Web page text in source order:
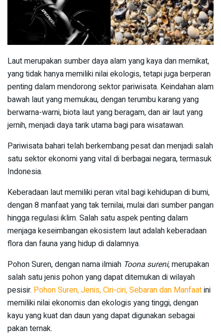
Laut merupakan sumber daya alam yang kaya dan memikat,
yang tidak hanya memiliki nilai ekologis, tetapi juga berperan
penting dalam mendorong sektor pariwisata. Keindahan alam
bawah laut yang memukau, dengan terumbu karang yang
berwarna-warni, biota laut yang beragam, dan air laut yang
jernih, menjadi daya tarik utama bagi para wisatawan.
Pariwisata bahari telah berkembang pesat dan menjadi salah
satu sektor ekonomi yang vital di berbagai negara, termasuk
Indonesia.
Keberadaan laut memiliki peran vital bagi kehidupan di bumi,
dengan 8 manfaat yang tak ternilai, mulai dari sumber pangan
hingga regulasi iklim. Salah satu aspek penting dalam
menjaga keseimbangan ekosistem laut adalah keberadaan
flora dan fauna yang hidup di dalamnya.
Pohon Suren, dengan nama ilmiah Toona sureni, merupakan
salah satu jenis pohon yang dapat ditemukan di wilayah
pesisir. Pohon Suren, Jenis, Ciri-ciri, Sebaran dan Manfaatini
memiliki nilai ekonomis dan ekologis yang tinggi, dengan
kayu yang kuat dan daun yang dapat digunakan sebagai
pakan ternak.